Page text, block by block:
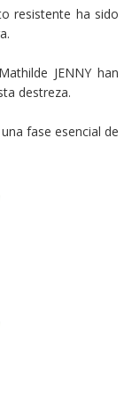
resistente ha sido
JENNY han
destreza.
fase esencial de